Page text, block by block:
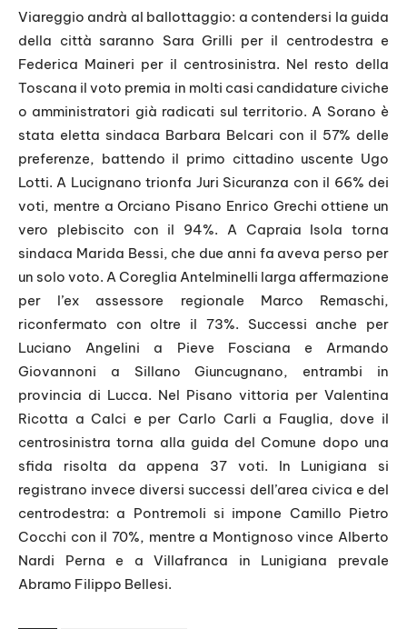
Viareggio andrà al ballottaggio: a contendersi la guida
della città saranno Sara Grilli per il centrodestra e
Federica Maineri per il centrosinistra. Nel resto della
Toscana il voto premia in molti casi candidature civiche
o amministratori già radicati sul territorio. A Sorano è
stata eletta sindaca Barbara Belcari con il 57% delle
preferenze, battendo il primo cittadino uscente Ugo
Lotti. A Lucignano trionfa Juri Sicuranza con il 66% dei
voti, mentre a Orciano Pisano Enrico Grechi ottiene un
vero plebiscito con il 94%. A Capraia Isola torna
sindaca Marida Bessi, che due anni fa aveva perso per
un solo voto. A Coreglia Antelminelli larga affermazione
per l’ex assessore regionale Marco Remaschi,
riconfermato con oltre il 73%. Successi anche per
Luciano Angelini a Pieve Fosciana e Armando
Giovannoni a Sillano Giuncugnano, entrambi in
provincia di Lucca. Nel Pisano vittoria per Valentina
Ricotta a Calci e per Carlo Carli a Fauglia, dove il
centrosinistra torna alla guida del Comune dopo una
sfida risolta da appena 37 voti. In Lunigiana si
registrano invece diversi successi dell’area civica e del
centrodestra: a Pontremoli si impone Camillo Pietro
Cocchi con il 70%, mentre a Montignoso vince Alberto
Nardi Perna e a Villafranca in Lunigiana prevale
Abramo Filippo Bellesi.